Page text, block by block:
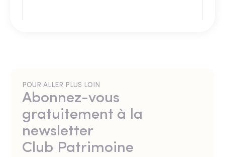
POUR ALLER PLUS LOIN
Abonnez-vous
gratuitement à la
newsletter
Club Patrimoine